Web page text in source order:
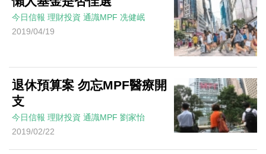
今日信報 理財投資 通識MPF 冼健岷
2019/04/19
退休預算案 勿忘MPF醫療開
支
今日信報 理財投資 通識MPF 劉家怡
2019/02/22